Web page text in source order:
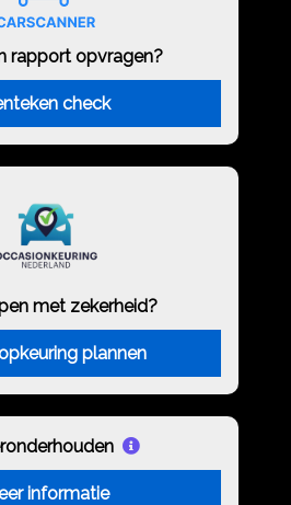
rapport opvragen?
check
met zekerheid?
plannen
informatie